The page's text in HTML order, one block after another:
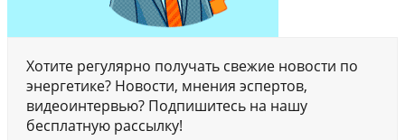
Хотите регулярно получать свежие новости по
энергетике? Новости, мнения эспертов,
видеоинтервью? Подпишитесь на нашу
бесплатную рассылку!